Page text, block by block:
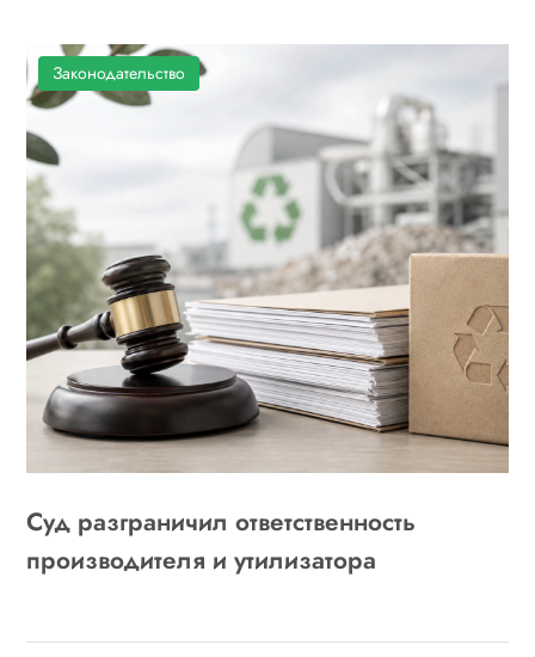
Законодательство
Суд разграничил ответственность
производителя и утилизатора